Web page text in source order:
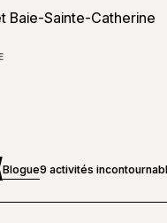
Baie-Sainte-Catherine
Blogue9 activités